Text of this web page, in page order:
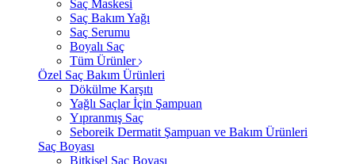
Saç Maskesi
Saç Bakım Yağı
Saç Serumu
Boyalı Saç
Tüm Ürünler
Özel Saç Bakım Ürünleri
Dökülme Karşıtı
Yağlı Saçlar İçin Şampuan
Yıpranmış Saç
Seboreik Dermatit Şampuan ve Bakım Ürünleri
Saç Boyası
Bitkisel Saç Boyası